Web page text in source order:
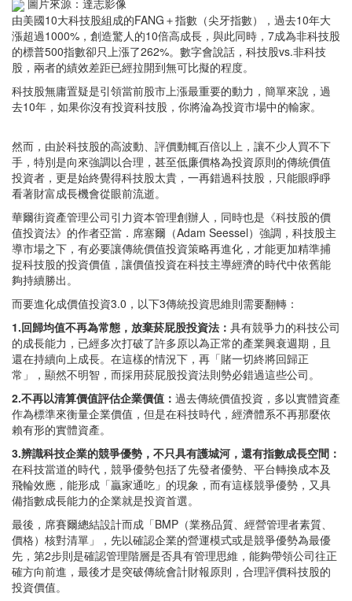
圖片來源：達志影像
由美國10大科技股組成的FANG＋指數（尖牙指數），過去10年大
漲超過1000%，創造驚人的10倍高成長，與此同時，7成為非科技股
的標普500指數卻只上漲了262%。數字會說話，科技股vs.非科技
股，兩者的績效差距已經拉開到無可比擬的程度。
科技股無庸置疑是引領當前股市上漲最重要的動力，簡單來說，過
去10年，如果你沒有投資科技股，你將淪為投資市場中的輸家。
然而，由於科技股的高波動、評價動輒百倍以上，讓不少人買不下
手，特別是向來強調以合理，甚至低廉價格為投資原則的傳統價值
投資者，更是始終覺得科技股太貴，一再錯過科技股，只能眼睜睜
看著財富成長機會從眼前流逝。
華爾街資產管理公司引力資本管理創辦人，同時也是《科技股的價
值投資法》的作者亞當．席塞爾（Adam Seessel）強調，科技股主
導市場之下，有必要讓傳統價值投資策略再進化，才能更加精準捕
捉科技股的投資價值，讓價值投資在科技主導經濟的時代中依舊能
夠持續勝出。
而要進化成價值投資3.0，以下3傳統投資思維則需要翻轉：
1.回歸均值不再為常態，放棄菸屁股投資法： 具有競爭力的科技公司
的成長能力，已經多次打破了許多原以為正常的產業興衰週期，且
還在持續向上成長。在這樣的情況下，再「賭一切終將回歸正
常」，顯然不明智，而採用菸屁股投資法則勢必錯過這些公司。
2.不再以清算價值評估企業價值： 過去傳統價值投資，多以實體資產
作為標準來衡量企業價值，但是在科技時代，經濟體系不再那麼依
賴有形的實體資產。
3.辨識科技企業的競爭優勢，不只具有護城河，還有指數成長空間：
在科技當道的時代，競爭優勢包括了先發者優勢、平台轉換成本及
飛輪效應，能形成「贏家通吃」的現象，而有這樣競爭優勢，又具
備指數成長能力的企業就是投資首選。
最後，席賽爾總結設計而成「BMP（業務品質、經營管理者素質、
價格）核對清單」，先以確認企業的營運模式或是競爭優勢為最優
先，第2步則是確認管理階層是否具有管理思維，能夠帶領公司往正
確方向前進，最後才是突破傳統會計財報原則，合理評價科技股的
投資價值。